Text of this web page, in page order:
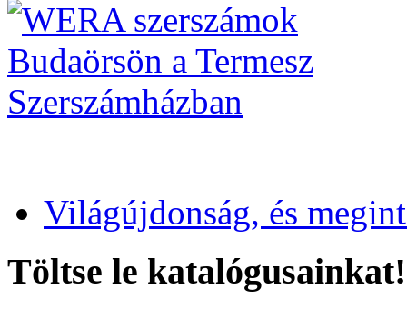
Világújdonság, és
Töltse le katalógusainkat!